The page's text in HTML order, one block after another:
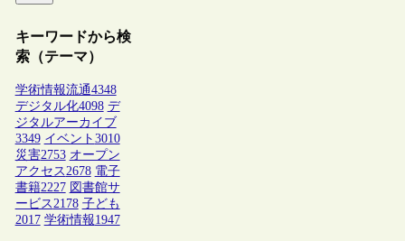
キーワードから検
索（テーマ）
学術情報流通4348
デジタル化4098 デ
ジタルアーカイブ
3349 イベント 3010
災害2753 オープン
アクセス 2678 電子
書籍2227 図書館サ
ービス 2178 子ども
2017 学術情報1947